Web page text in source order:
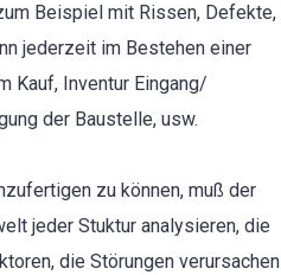
Beispiel mit Rissen, Defekte,
jederzeit im Bestehen einer
Kauf, Inventur Eingang/
der Baustelle, usw.
zu können, muß der
jeder Stuktur analysieren, die
die Störungen verursachen